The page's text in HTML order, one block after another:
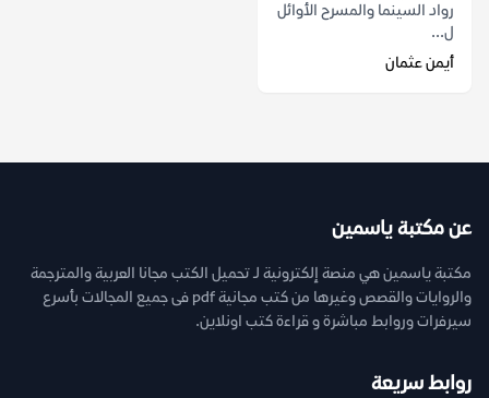
رواد السينما والمسرح الأوائل
ل...
أيمن عثمان
عن مكتبة ياسمين
مكتبة ياسمين هي منصة إلكترونية لـ تحميل الكتب مجانا العربية والمترجمة
والروايات والقصص وغيرها من كتب مجانية pdf فى جميع المجالات بأسرع
سيرفرات وروابط مباشرة و قراءة كتب اونلاين.
روابط سريعة